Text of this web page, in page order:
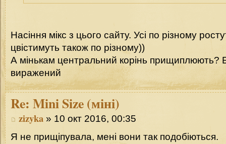
Насiння мiкс з цього сайту. Усi по рiзному
цвiстимуть також по рiзному))
А мiнькам центральний корiнь прищиплюють?
виражений
Re: Mini Size (міні)
zizyka » 10 окт 2016, 00:35
Я не прищіпувала, мені вони так подобіються.